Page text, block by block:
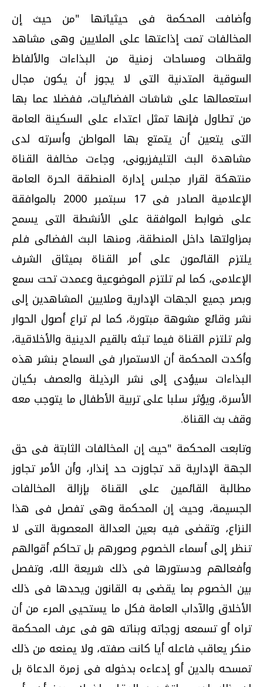
وأضافت المحكمة فى حيثياتها "من حيث إن
المخالفات تمت إذاعتها على الملايين وهى مشاهد
ولقطات ومساحات زمنية من البذاءات والألفاظ
السوقية المتدنية التى لا يجوز أن يكون مجال
استعمالها على شاشات الفضائيات، ففضلا عما بها
من تطاول فإنها تمثل اعتداء على السكينة العامة
التى يتعين أن يتمتع بها المواطن وأسرته لدى
مشاهدة البث التليفزيونى، وجاءت مخالفة القناة
منتهكة لقرار مجلس إدارة المنطقة الحرة العامة
الإعلامية الصادر فى 17 سبتمبر 2000 بالموافقة
على ضوابط الموافقة على الأنشطة التى يسمح
بمزاولتها داخل المنطقة، ومنها البث الفضائى فلم
يلتزم القائمون على أمر القناة بميثاق الشرف
الإعلامى، كما لم تلتزم الموضوعية وعمدت تحت سمع
وبصر جميع الجهات الإدارية وملايين المشاهدين إلى
نشر وقائع مشوهة مبتورة، كما لم تراع أصول الحوار
ولم تلتزم القناة فيما تبثه بالقيم الدينية والأخلاقية،
وأكدت المحكمة أن الاستمرار فى السماح بنشر هذه
البذاءات سيؤدى إلى نشر الرذيلة والعصف بكيان
الأسرة، ويؤثر سلبا على تربية الأطفال ما يتوجب معه
وقف بث القناة.
وتابعت المحكمة "حيث إن المخالفات الثابتة فى حق
الجهة الإدارية قد تجاوزت حد إنذار، وأن الأمر تجاوز
مطالبة القائمين على القناة بإزالة المخالفات
الجسيمة، وحيث إن المحكمة وهى تفصل فى هذا
النزاع، وتقضى فيه بعين العدالة المعصوبة التى لا
تنظر إلى أسماء الخصوم وصورهم بل تحاكم أقوالهم
وأفعالهم ودستورها فى ذلك شريعة الله، وتفصل
بين الخصوم بما يقضى به القانون ويحدها فى ذلك
الأخلاق والآداب العامة فكل ما يستحيى المرء من أن
تراه أو تسمعه زوجاته وبناته هو فى عرف المحكمة
منكر يعاقب فاعله أيا كانت صفته، ولا يمنعه من ذلك
تمسحه بالدين أو إدعاءه بدخوله فى زمرة الدعاة بل